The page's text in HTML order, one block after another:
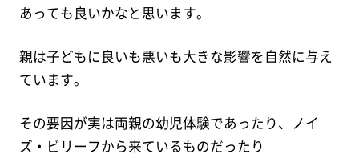
あっても良いかなと思います。
親は子どもに良いも悪いも大きな影響を自然に与え
ています。
その要因が実は両親の幼児体験であったり、ノイ
ズ・ビリーフから来ているものだったり